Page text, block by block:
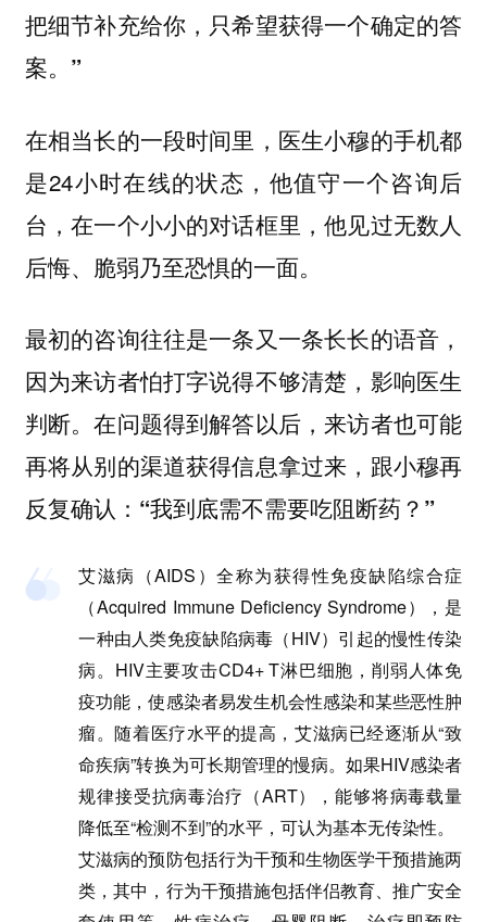
把细节补充给你，只希望获得一个确定的答
案。”
在相当长的一段时间里，医生小穆的手机都
是24小时在线的状态，他值守一个咨询后
台，在一个小小的对话框里，他见过无数人
后悔、脆弱乃至恐惧的一面。
最初的咨询往往是一条又一条长长的语音，
因为来访者怕打字说得不够清楚，影响医生
判断。在问题得到解答以后，来访者也可能
再将从别的渠道获得信息拿过来，跟小穆再
反复确认： “我到底需不需要吃阻断药？”
艾滋病（AIDS）全称为获得性免疫缺陷综合症
（Acquired Immune Deficiency Syndrome），是
一种由人类免疫缺陷病毒（HIV）引起的慢性传染
病。HIV主要攻击CD4+ T淋巴细胞，削弱人体免
疫功能，使感染者易发生机会性感染和某些恶性肿
瘤。随着医疗水平的提高，艾滋病已经逐渐从“致
命疾病”转换为可长期管理的慢病。如果HIV感染者
规律接受抗病毒治疗（ART），能够将病毒载量
降低至“检测不到”的水平，可认为基本无传染性。
艾滋病的预防包括行为干预和生物医学干预措施两
类，其中，行为干预措施包括伴侣教育、推广安全